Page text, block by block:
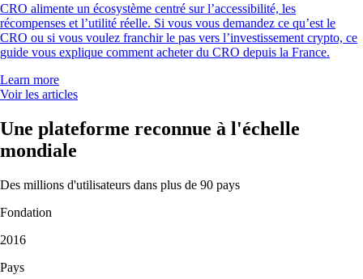
CRO alimente un écosystème centré sur l’accessibilité, les
récompenses et l’utilité réelle. Si vous vous demandez ce qu’est le
CRO ou si vous voulez franchir le pas vers l’investissement crypto, ce
guide vous explique comment acheter du CRO depuis la France.
Learn more
Voir les articles
Une plateforme reconnue à l'échelle
mondiale
Des millions d'utilisateurs dans plus de 90 pays
Fondation
2016
Pays